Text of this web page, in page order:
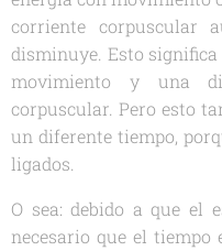
corriente corpuscular
disminuye. Esto
movimiento y una
corpuscular. Pero esto
un diferente tiempo,
ligados.
O sea: debido a que el
necesario que el tiempo